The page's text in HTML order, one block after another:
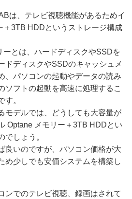
は、テレビ視聴機能があるためイ
＋3TB HDDというストレージ構成
ーとは、ハードディスクやSSDを
ドディスクやSSDのキャッシュメ
、パソコンの起動やデータの読み
ソフトの起動を高速に処理するこ
す。
モデルでは、どうしても大容量が
Optane メモリー＋3TB HDDとい
でしょう。
良いのですが、パソコン価格が大
め少しでも安価システムを構築し
ンでのテレビ視聴、録画はされて